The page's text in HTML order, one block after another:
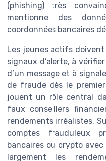
(phishing) très
mentionne des
coordonnées bancaires
Les jeunes actifs doivent
signaux d’alerte, à
d’un message et à
de fraude dès le
jouent un rôle central
faux conseillers
rendements irréalistes.
comptes frauduleux
bancaires ou crypto
largement les